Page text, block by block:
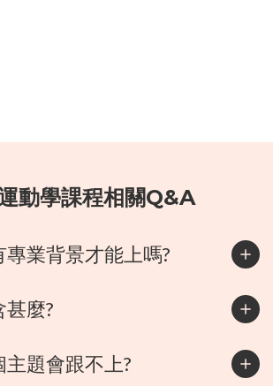
動學課程相關Q&A
業背景才能上嗎?
麼?
題會跟不上?